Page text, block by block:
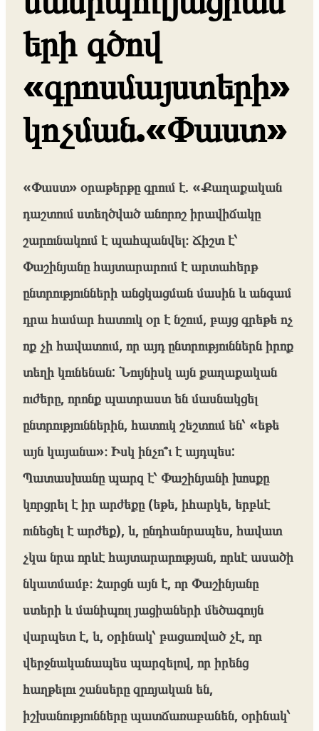
երի գծով
«գրոսմայստերի»
կոչման.«Փաստ»
«Փաստ» օրաթերթը գրում է. «Քաղաքական
դաշտում ստեղծված անորոշ իրավիճակը
շարունակում է պահպանվել։ Ճիշտ է՝
Փաշինյանը հայտարարում է արտահերթ
ընտրությունների անցկացման մասին և անգամ
դրա համար հատուկ օր է նշում, բայց գրեթե ոչ
ոք չի հավատում, որ այդ ընտրություններն իրոք
տեղի կունենան: Նույնիսկ այն քաղաքական
ուժերը, որոնք պատրաստ են մասնակցել
ընտրություններին, հատուկ շեշտում են՝ «եթե
այն կայանա»։ Իսկ ինչո՞ւ է այդպես:
Պատասխանը պարզ է՝ Փաշինյանի խոսքը
կորցրել է իր արժեքը (եթե, իհարկե, երբևէ
ունեցել է արժեք), և, ընդհանրապես, հավատ
չկա նրա որևէ հայտարարության, որևէ ասածի
նկատմամբ։ Հարցն այն է, որ Փաշինյանը
ստերի և մանիպուլ յացիաների մեծագույն
վարպետ է, և, օրինակ՝ բացառված չէ, որ
վերջնականապես պարզելով, որ իրենց
հաղթելու շանսերը զրոյական են,
իշխանությունները պատճառաբանեն, օրինակ՝